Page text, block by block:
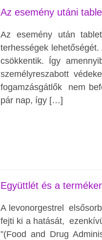
Az esemény utáni
Az esemény után
terhességek
csökkentik. Így
személyreszabott
fogamzásgátlők nem
pár nap, így […]
Együttlét és a
A levonorgestrel
fejti ki a hatását,
”(Food and Drug